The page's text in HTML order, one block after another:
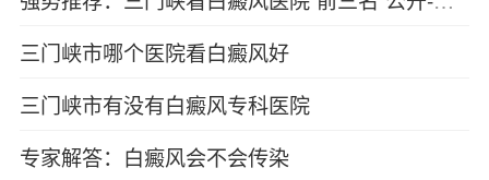
三门峡市哪个医院看白癜风好
三门峡市有没有白癜风专科医院
专家解答：白癜风会不会传染